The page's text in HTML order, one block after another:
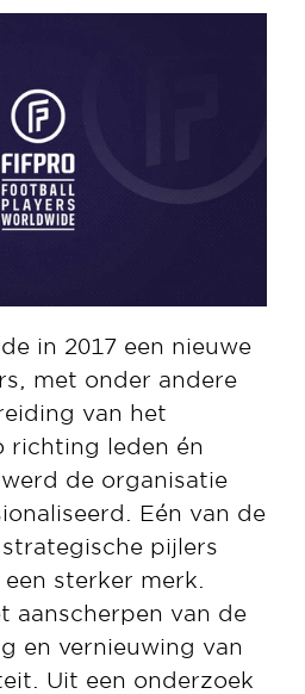
in 2017 een nieuwe
met onder andere
van het
richting leden én
de organisatie
Eén van de
pijlers
sterker merk.
aanscherpen van de
en vernieuwing van
Uit een onderzoek